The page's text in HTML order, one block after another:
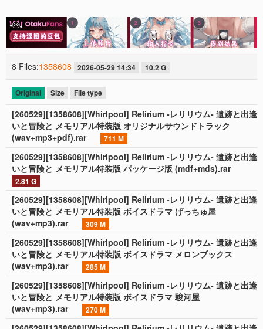
8 Files:1358608 2026-05-29 14:34 10.2 G
Original Size File type
[260529][1358608][Whirlpool] Relirium -レリリウム- 遺跡と出逢
いと冒険と メモリアル特装版 オリジナルサウンドトラック
(wav+mp3+pdf).rar
711 M
[260529][1358608][Whirlpool] Relirium -レリリウム- 遺跡と出逢
いと冒険と メモリアル特装版 パッケージ版 (mdf+mds).rar
2.81 G
[260529][1358608][Whirlpool] Relirium -レリリウム- 遺跡と出逢
いと冒険と メモリアル特装版 ボイスドラマ げっちゅ屋
(wav+mp3).rar
309 M
[260529][1358608][Whirlpool] Relirium -レリリウム- 遺跡と出逢
いと冒険と メモリアル特装版 ボイスドラマ メロンブックス
(wav+mp3).rar
285 M
[260529][1358608][Whirlpool] Relirium -レリリウム- 遺跡と出逢
いと冒険と メモリアル特装版 ボイスドラマ 駿河屋
(wav+mp3).rar
270 M